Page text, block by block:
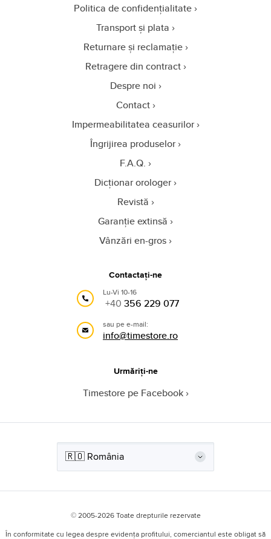
Politica de confidențialitate
Transport și plata
Returnare și reclamație
Retragere din contract
Despre noi
Contact
Impermeabilitatea ceasurilor
Îngrijirea produselor
F.A.Q.
Dicționar orologer
Revistă
Garanție extinsă
Vânzări en-gros
Contactați-ne
Lu-Vi 10-16
+40 356 229 077
sau pe e-mail:
info@timestore.ro
Urmăriți-ne
Timestore pe Facebook
© 2005-2026 Toate drepturile rezervate
În conformitate cu legea despre evidența profitului, comerciantul este obligat să